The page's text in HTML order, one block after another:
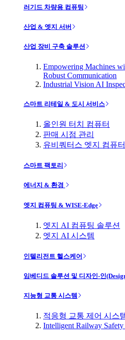
러기드 차량용 컴퓨팅
산업 & 엣지 서버
산업 장비 구축 솔루션
Empowering Machines
Robust Communication
Industrial Vision AI
스마트 리테일 & 도시 서비스
올인원 터치 컴퓨터
판매 시점 관리
유비쿼터스 엣지 컴퓨
스마트 팩토리
에너지 & 환경
엣지 컴퓨팅 & WISE-Edge
엣지 AI 컴퓨팅 솔루션
엣지 AI 시스템
인텔리전트 헬스케어
임베디드 솔루션 및 디자인-인
지능형 교통 시스템
적응형 교통 제어 시스
Intelligent Railway Safety